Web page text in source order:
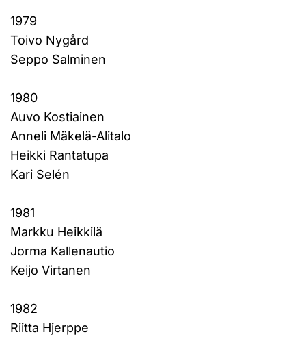
1979
Toivo Nygård
Seppo Salminen
1980
Auvo Kostiainen
Anneli Mäkelä-Alitalo
Heikki Rantatupa
Kari Selén
1981
Markku Heikkilä
Jorma Kallenautio
Keijo Virtanen
1982
Riitta Hjerppe